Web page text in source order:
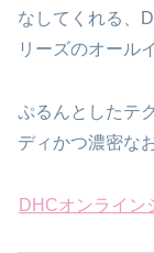
なしてくれる、
リーズのオール
ぷるんとしたテ
ディかつ濃密な
DHCオンライン